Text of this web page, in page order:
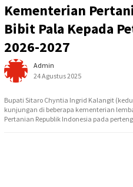
Kementerian
Bibit Pala Kepada
2026-2027
Admin
24 Agustus 2025
Bupati Sitaro Chyntia Ingrid Kalangit
kunjungan di beberapa kementerian
Pertanian Republik Indonesia pada